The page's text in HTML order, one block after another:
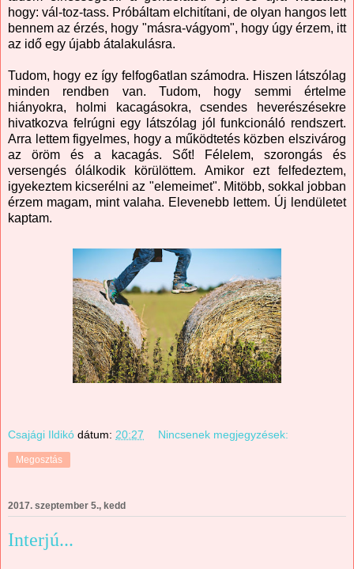
hogy: vál-toz-tass. Próbáltam elchitítani, de olyan hangos lett
bennem az érzés, hogy "másra-vágyom", hogy úgy érzem, itt
az idő egy újabb átalakulásra.
Tudom, hogy ez így felfog6atlan számodra. Hiszen látszólag
minden rendben van. Tudom, hogy semmi értelme
hiányokra, holmi kacagásokra, csendes heverészésekre
hivatkozva felrúgni egy látszólag jól funkcionáló rendszert.
Arra lettem figyelmes, hogy a működtetés közben elszivárog
az öröm és a kacagás. Sőt! Félelem, szorongás és
versengés ólálkodik körülöttem. Amikor ezt felfedeztem,
igyekeztem kicserélni az "elemeimet". Mitöbb, sokkal jobban
érzem magam, mint valaha. Elevenebb lettem. Új lendületet
kaptam.
Csajági Ildikó dátum: 20:27 Nincsenek megjegyzések:
Megosztás
2017. szeptember 5., kedd
Interjú...